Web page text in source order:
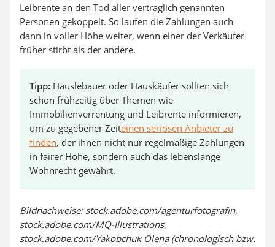
Leibrente an den Tod aller vertraglich genannten
Personen gekoppelt. So laufen die Zahlungen auch
dann in voller Höhe weiter, wenn einer der Verkäufer
früher stirbt als der andere.
Tipp: Häuslebauer oder Hauskäufer sollten sich
schon frühzeitig über Themen wie
Immobilienverrentung und Leibrente informieren,
um zu gegebener Zeiteinen seriösen Anbieter zu
finden, der ihnen nicht nur regelmäßige Zahlungen
in fairer Höhe, sondern auch das lebenslange
Wohnrecht gewährt.
Bildnachweise: stock.adobe.com/agenturfotografin,
stock.adobe.com/MQ-Illustrations,
stock.adobe.com/Yakobchuk Olena (chronologisch bzw.